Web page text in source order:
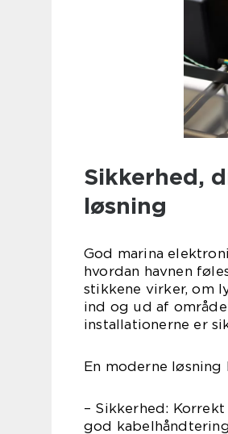
Sikkerhed,
løsning
God marina
hvordan havnen
stikkene virker, om
ind og ud af
installationerne er
En moderne
– Sikkerhed:
god